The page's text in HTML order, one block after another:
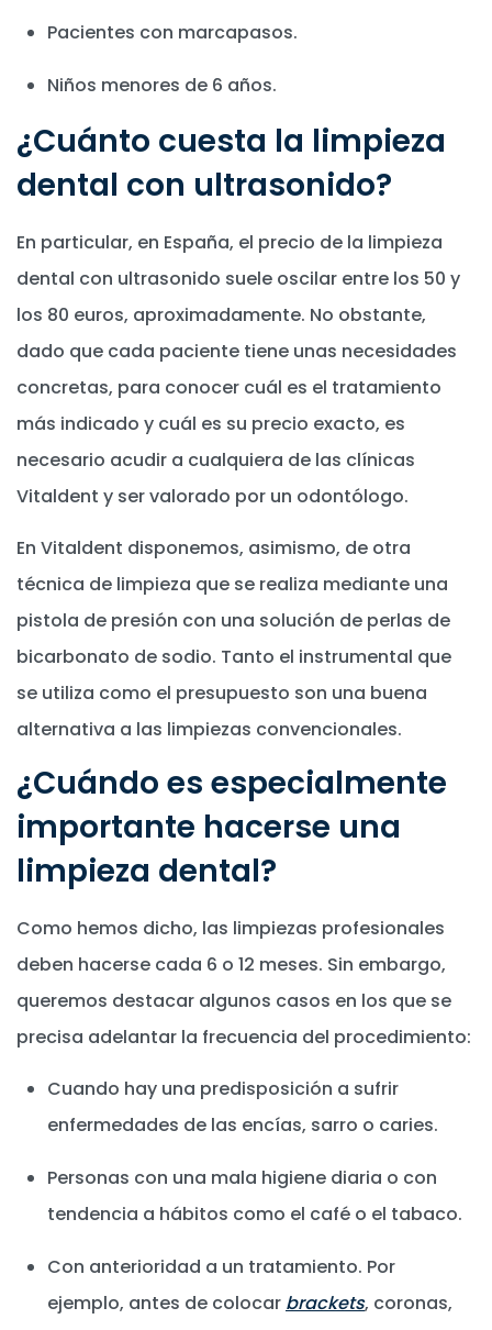
Pacientes con marcapasos.
Niños menores de 6 años.
¿Cuánto cuesta la limpieza
dental con ultrasonido?
En particular, en España, el precio de la limpieza
dental con ultrasonido suele oscilar entre los 50 y
los 80 euros, aproximadamente. No obstante,
dado que cada paciente tiene unas necesidades
concretas, para conocer cuál es el tratamiento
más indicado y cuál es su precio exacto, es
necesario acudir a cualquiera de las clínicas
Vitaldent y ser valorado por un odontólogo.
En Vitaldent disponemos, asimismo, de otra
técnica de limpieza que se realiza mediante una
pistola de presión con una solución de perlas de
bicarbonato de sodio. Tanto el instrumental que
se utiliza como el presupuesto son una buena
alternativa a las limpiezas convencionales.
¿Cuándo es especialmente
importante hacerse una
limpieza dental?
Como hemos dicho, las limpiezas profesionales
deben hacerse cada 6 o 12 meses. Sin embargo,
queremos destacar algunos casos en los que se
precisa adelantar la frecuencia del procedimiento:
Cuando hay una predisposición a sufrir
enfermedades de las encías, sarro o caries.
Personas con una mala higiene diaria o con
tendencia a hábitos como el café o el tabaco.
Con anterioridad a un tratamiento. Por
ejemplo, antes de colocar brackets, coronas,